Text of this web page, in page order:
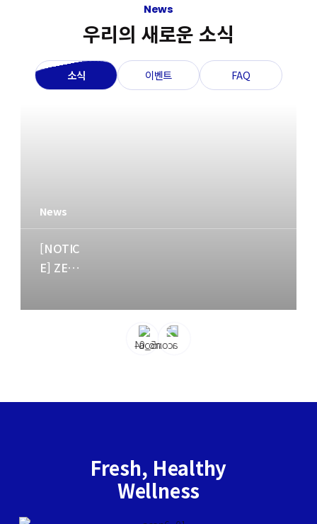
News
우리의 새로운 소식
소식 이벤트 FAQ
News
[NOTIC
E] ZERO
Event
[EVENT]
틴 보울
Faq
[제품] 메
리 영양정
Fresh, Healthy
Wellness